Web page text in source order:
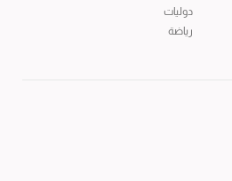
دوليات
رياضة